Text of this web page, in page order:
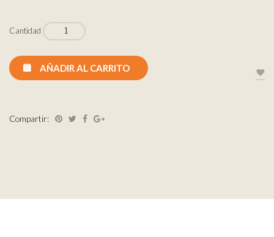
Cantidad
AÑADIR AL CARRITO
Compartir: